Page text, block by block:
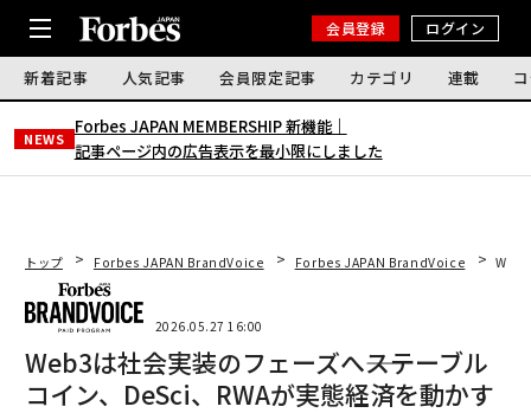
会員登録 ログイン
新着記事 人気記事 会員限定記事 カテゴリ 連載
NEWS
Forbes JAPAN MEMBERSHIP 新機能｜
記事ページ内の広告表示を最小限にしました
トップ Forbes JAPAN BrandVoice Forbes JAPAN BrandVoice
2026.05.27 16:00
Web3は社会実装のフェーズへ――ステーブル
コイン、DeSci、RWAが実態経済を動かす